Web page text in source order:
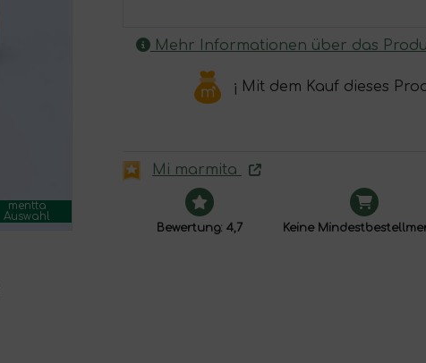
mentta
Auswahl
Mehr Informationen über das
¡ Mit dem Kauf dieses
Mi marmita
Bewertung: 4,7 Keine